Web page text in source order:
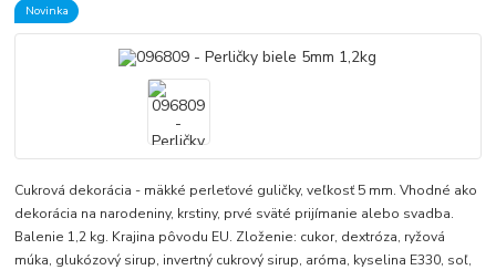
Novinka
Cukrová dekorácia - mäkké perleťové guličky, veľkosť 5 mm. Vhodné ako
dekorácia na narodeniny, krstiny, prvé sväté prijímanie alebo svadba.
Balenie 1,2 kg. Krajina pôvodu EU. Zloženie: cukor, dextróza, ryžová
múka, glukózový sirup, invertný cukrový sirup, aróma, kyselina E330, soľ,